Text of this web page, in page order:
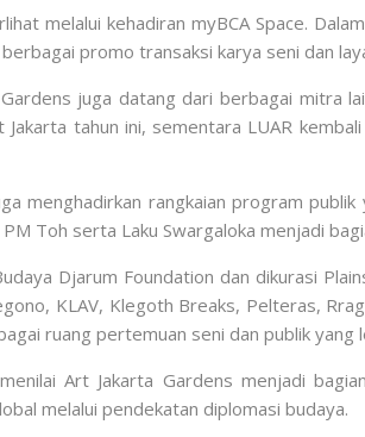
melalui kehadiran myBCA Space.
promo transaksi karya seni dan
juga datang dari berbagai mitra
tahun ini, sementara LUAR
menghadirkan rangkaian program
Toh serta Laku Swargaloka menjadi
Djarum Foundation dan dikurasi
KLAV, Klegoth Breaks, Pelteras,
ruang pertemuan seni dan publik yang
Art Jakarta Gardens menjadi
melalui pendekatan diplomasi budaya.